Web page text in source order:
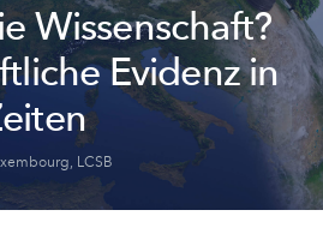
Wissenschaft?
Evidenz in
, LCSB